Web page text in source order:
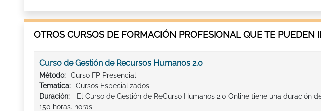
OTROS CURSOS DE FORMACIÓN PROFESIONAL QUE TE PUEDEN
Curso de Gestión de Recursos Humanos 2.0
Método:
Curso FP Presencial
Tematica:
Cursos Especializados
Duración:
El Curso de Gestión de ReCurso Humanos 2.0 Online tiene una duración
150 horas. horas